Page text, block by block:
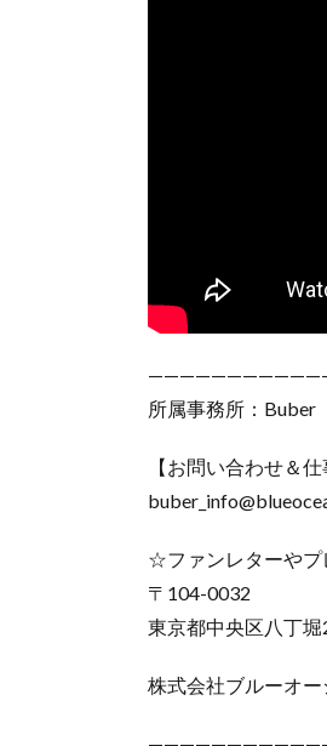
所属事務所：Buber
【お問い合わせ＆仕
☆ファンレターや
〒104-0032
東京都中央区八丁
株式会社ブルーオ